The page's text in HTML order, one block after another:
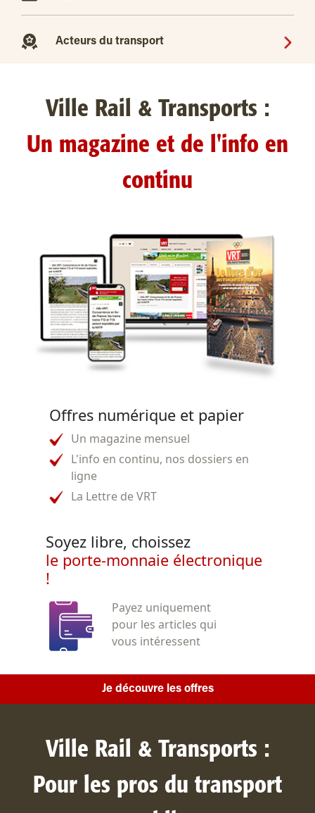
Acteurs du transport
Ville Rail & Transports :
Un magazine et de l'info en
continu
Offres numérique et papier
Un magazine mensuel
L'info en continu, nos dossiers en
ligne
La Lettre de VRT
Soyez libre, choissez
le porte-monnaie électronique
!
Payez uniquement
pour les articles qui
vous intéressent
Je découvre les offres
Ville Rail & Transports :
Pour les pros du transport